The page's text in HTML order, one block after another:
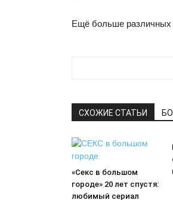
Ещё больше различных
СХОЖИЕ СТАТЬИ
«Секс в большом
городе» 20 лет спустя:
любимый сериал